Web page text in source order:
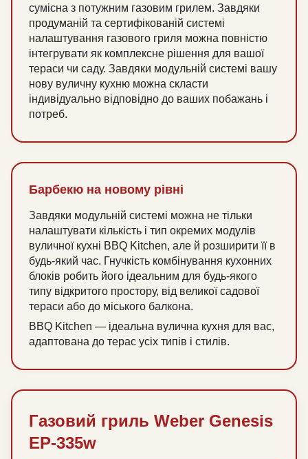
сумісна з потужним газовим грилем. Завдяки
продуманій та сертифікованій системі
налаштування газового гриля можна повністю
інтегрувати як комплексне рішення для вашої
тераси чи саду. Завдяки модульній системі вашу
нову вуличну кухню можна скласти
індивідуально відповідно до ваших побажань і
потреб.
Барбекю на новому рівні
Завдяки модульній системі можна не тільки
налаштувати кількість і тип окремих модулів
вуличної кухні BBQ Kitchen, але й розширити її в
будь-який час. Гнучкість комбінування кухонних
блоків робить його ідеальним для будь-якого
типу відкритого простору, від великої садової
тераси або до міського балкона.
BBQ Kitchen — ідеальна вулична кухня для вас,
адаптована до терас усіх типів і стилів.
Газовий гриль Weber Genesis
EP-335w